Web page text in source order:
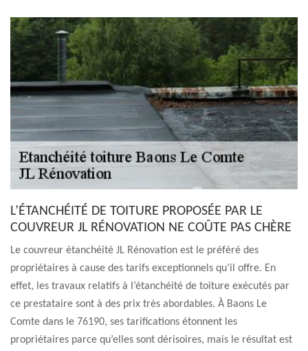
L’ÉTANCHÉITÉ DE TOITURE PROPOSÉE PAR LE
COUVREUR JL RÉNOVATION NE COÛTE PAS CHÈRE
Le couvreur étanchéité JL Rénovation est le préféré des
propriétaires à cause des tarifs exceptionnels qu’il offre. En
effet, les travaux relatifs à l’étanchéité de toiture exécutés par
ce prestataire sont à des prix très abordables. À Baons Le
Comte dans le 76190, ses tarifications étonnent les
propriétaires parce qu’elles sont dérisoires, mais le résultat est